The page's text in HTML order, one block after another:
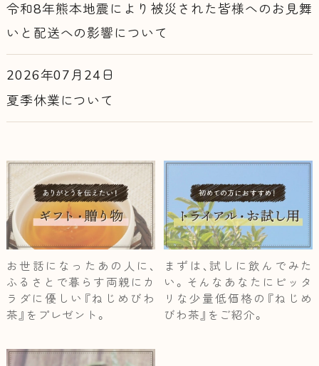
令和8年熊本地震により被災された皆様へのお見舞
いと配送への影響について
2026年07月24日
夏季休業について
お世話になったあの人に、
ふるさとで暮らす両親にカ
ラダに優しい『ねじめびわ
茶』をプレゼント。
まずは、試しに飲んでみた
い。そんなあなたにピッタ
リな少量低価格の『ねじめ
びわ茶』をご紹介。